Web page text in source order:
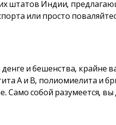
штатов Индии,
или просто
и бешенства, крайне
А и В, полиомиелита и
Само собой разумеется,